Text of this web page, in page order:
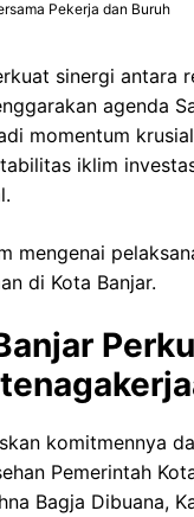
Pekerja dan Buruh
sinergi antara
agenda
momentum
iklim
mengenai
di Kota Banjar.
komitmennya
Pemerintah
Bagja Dibuana,